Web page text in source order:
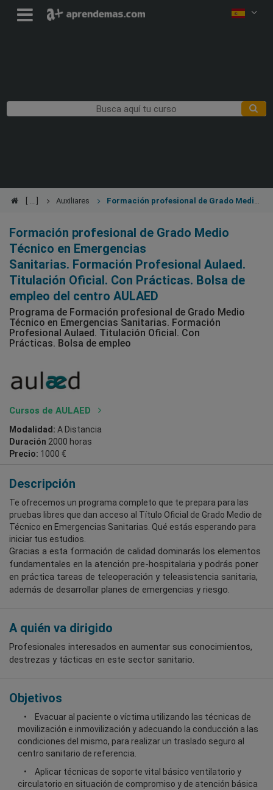
Auxiliares
Formación profesional de Grado Medio
Técnico en Emergencias
Sanitarias. Formación Profesional Aulaed.
Titulación Oficial. Con Prácticas. Bolsa de
empleo del centro AULAED
Programa de Formación profesional de Grado Medio
Técnico en Emergencias Sanitarias. Formación
Profesional Aulaed. Titulación Oficial. Con
Prácticas. Bolsa de empleo
Cursos de AULAED
Modalidad: A Distancia
Duración 2000 horas
Precio: 1000 €
Descripción
Te ofrecemos un programa completo que te prepara para las
pruebas libres que dan acceso al Título Oficial de Grado Medio de
Técnico en Emergencias Sanitarias. Qué estás esperando para
iniciar tus estudios.
Gracias a esta formación de calidad dominarás los elementos
fundamentales en la atención pre-hospitalaria y podrás poner
en práctica tareas de teleoperación y teleasistencia sanitaria,
además de desarrollar planes de emergencias y riesgo.
A quién va dirigido
Profesionales interesados en aumentar sus conocimientos,
destrezas y tácticas en este sector sanitario.
Objetivos
Evacuar al paciente o víctima utilizando las técnicas de
movilización e inmovilización y adecuando la conducción a las
condiciones del mismo, para realizar un traslado seguro al
centro sanitario de referencia.
Aplicar técnicas de soporte vital básico ventilatorio y
circulatorio en situación de compromiso y de atención básica